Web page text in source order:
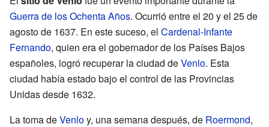
Guerra de los Ochenta Años. Ocurrió entre el 20 y el 25 de
agosto de 1637. En este suceso, el Cardenal-Infante
Fernando, quien era el gobernador de los Países Bajos
españoles, logró recuperar la ciudad deVenlo. Esta
ciudad había estado bajo el control de las Provincias
Unidas desde 1632.
La toma deVenloy, una semana después, de Roermond,